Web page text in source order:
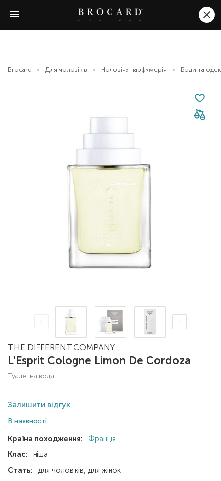
Brocard Для чоловіків Чоловіча парфумерія Води та
THE DIFFERENT COMPANY
L'Esprit Cologne Limon De Cordoza
туалетна вода
Залишити відгук
В наявності
Країна походження:
Франція
Клас:
ніша
Стать:
для чоловіків для жінок